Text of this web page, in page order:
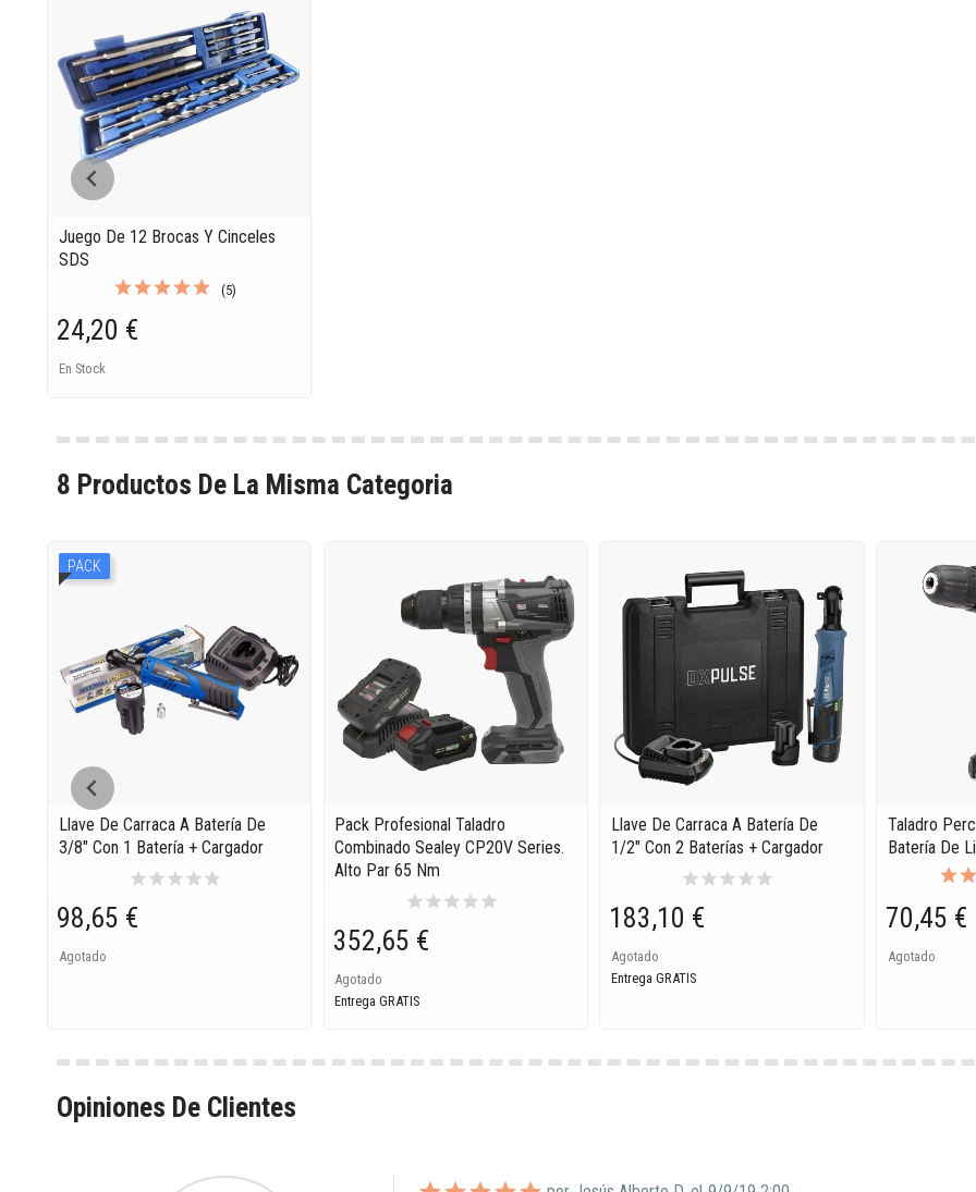
Juego De 12 Brocas Y Cinceles
SDS
(5)
24,20 €
En Stock
8 Productos De La Misma Categoria
Llave De Carraca A Batería De
3/8" Con 1 Batería + Cargador
starstarstarstarstar
98,65 €
Agotado
PACK
Pack Profesional Taladro
Combinado Sealey CP20V Series.
Alto Par 65 Nm
starstarstarstarstar
352,65 €
Agotado
Entrega GRATIS
Llave De Carraca A Batería De
1/2" Con 2 Baterías + Cargador
starstarstarstarstar
183,10 €
Agotado
Entrega GRATIS
Taladro
Batería De
70,45 €
Agotado
Opiniones De Clientes